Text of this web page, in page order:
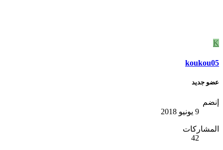
K
koukou05
عضو جديد
إنضم
9 يونيو 2018
المشاركات
42